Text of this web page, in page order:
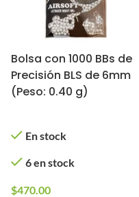
Bolsa con 1000 BBs de
Precisión BLS de 6mm
(Peso: 0.40 g)
En stock
6 en stock
$470.00